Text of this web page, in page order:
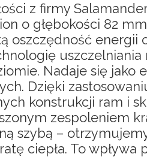
z firmy
o głębokości 82
oszczędność energii
uszczelniania
Nadaje się jako
Dzięki
konstrukcji ram i
zespoleniem
szybą –
ciepła. To wpływa